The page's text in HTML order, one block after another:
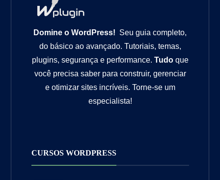
Domine o WordPress! Seu guia completo,
do básico ao avançado. Tutoriais, temas,
plugins, segurança e performance. Tudoque
você precisa saber para construir, gerenciar
e otimizar sites incríveis. Torne-se um
especialista!
CURSOS WORDPRESS